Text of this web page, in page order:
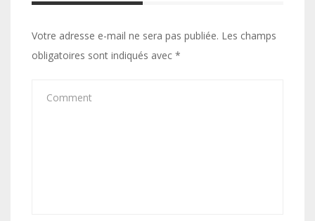
Votre adresse e-mail ne sera pas publiée. Les champs
obligatoires sont indiqués avec *